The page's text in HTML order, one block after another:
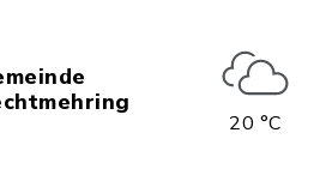
20 °C